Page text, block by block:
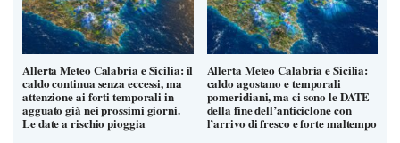
Allerta Meteo Calabria e Sicilia: il
caldo continua senza eccessi, ma
attenzione ai forti temporali in
agguato già nei prossimi giorni.
Le date a rischio pioggia
Allerta Meteo Calabria e Sicilia:
caldo agostano e temporali
pomeridiani, ma ci sono le DATE
della fine dell’anticiclone con
l’arrivo di fresco e forte maltempo